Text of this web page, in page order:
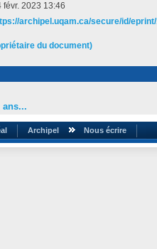
févr. 2023 13:46
archipel.uqam.ca/secure/id/
du document)
Archipel Nous écrire